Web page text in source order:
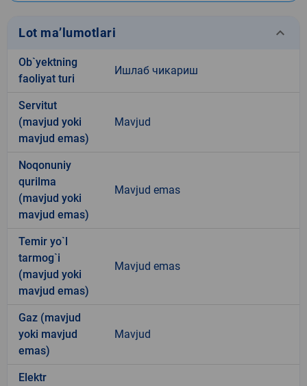
Lot ma’lumotlari keyboard_arrow_down
Ob`yektning
faoliyat turi
Ишлаб чикариш
Servitut
(mavjud yoki
mavjud emas)
Mavjud
Noqonuniy
qurilma
(mavjud yoki
mavjud emas)
Mavjud emas
Temir yo`l
tarmog`i
(mavjud yoki
mavjud emas)
Mavjud emas
Gaz (mavjud
yoki mavjud
emas)
Mavjud
Elektr